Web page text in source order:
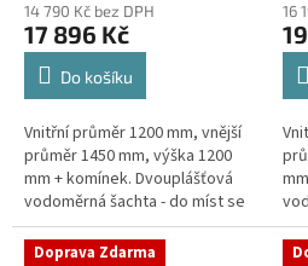
14 790 Kč bez DPH
17 896 Kč
Do košíku
Vnitřní průměr 1200 mm, vnější
průměr 1450 mm, výška 1200
mm + komínek. Dvouplášťová
vodoměrná šachta - do míst se
spodní vodou, pojízdná i pod
parkovací stáníStandardní...
16
Doprava Zdarma